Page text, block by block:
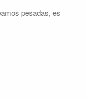
pesadas, es